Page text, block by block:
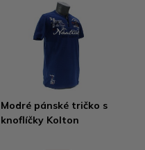
Modré pánské tričko s
knoflíčky Kolton